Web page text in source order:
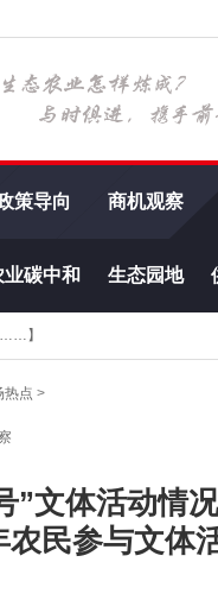
策导向 商机观察
业碳中和 生态园地
……】
热点 >
”文体活动情
农民参与文体